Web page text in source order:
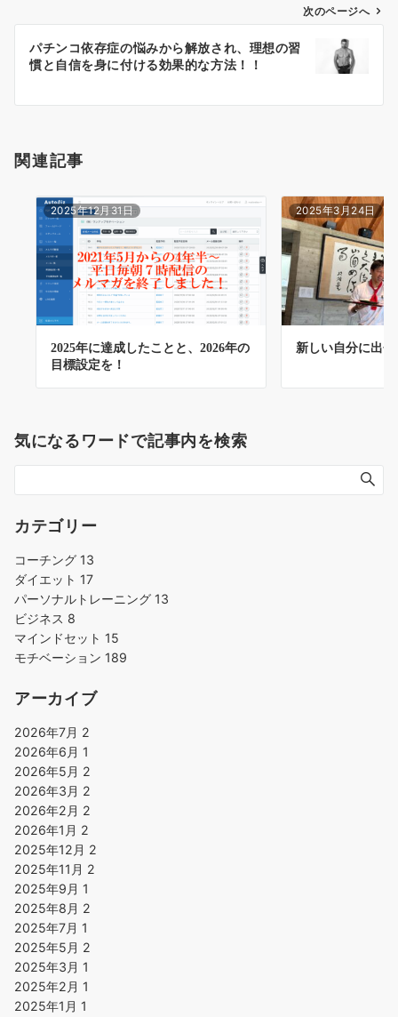
ン
次のページへ
パチンコ依存症の悩みから解放され、理想の習
慣と自信を身に付ける効果的な方法！！
関連記事
2025年12月31日
2025年に達成したことと、2026年の
目標設定を！
2025年3月24日
新しい自分に出会
気になるワードで記事内を検索
カテゴリー
コーチング 13
ダイエット 17
パーソナルトレーニング 13
ビジネス 8
マインドセット 15
モチベーション 189
アーカイブ
2026年7月 2
2026年6月 1
2026年5月 2
2026年3月 2
2026年2月 2
2026年1月 2
2025年12月 2
2025年11月 2
2025年9月 1
2025年8月 2
2025年7月 1
2025年5月 2
2025年3月 1
2025年2月 1
2025年1月 1